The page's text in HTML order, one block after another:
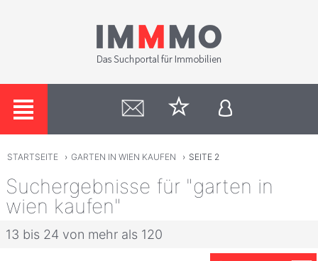
STARTSEITE › GARTEN IN WIEN KAUFEN › SEITE 2
Suchergebnisse für "garten in
wien kaufen"
13 bis 24 von mehr als 120